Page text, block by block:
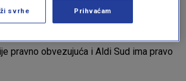
zbog istog razloga prijavio Lidl i
Lindt.
pravno obvezujuća i Aldi Sud ima pravo
svrhe Prihvaćam